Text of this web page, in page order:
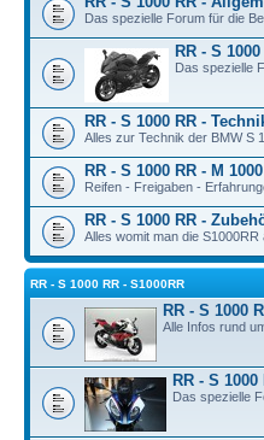
Das spezielle Forum für die
RR - S
Das spezielle
RR - S 1000 RR -
Alles zur Technik der BMW S
RR - S 1000 RR - M
Reifen - Freigaben -
RR - S 1000 RR -
Alles womit man die
RR - S 1000 RR - S1000RR
RR - S 1000
Alle Infos rund
RR - S
Das spezielle